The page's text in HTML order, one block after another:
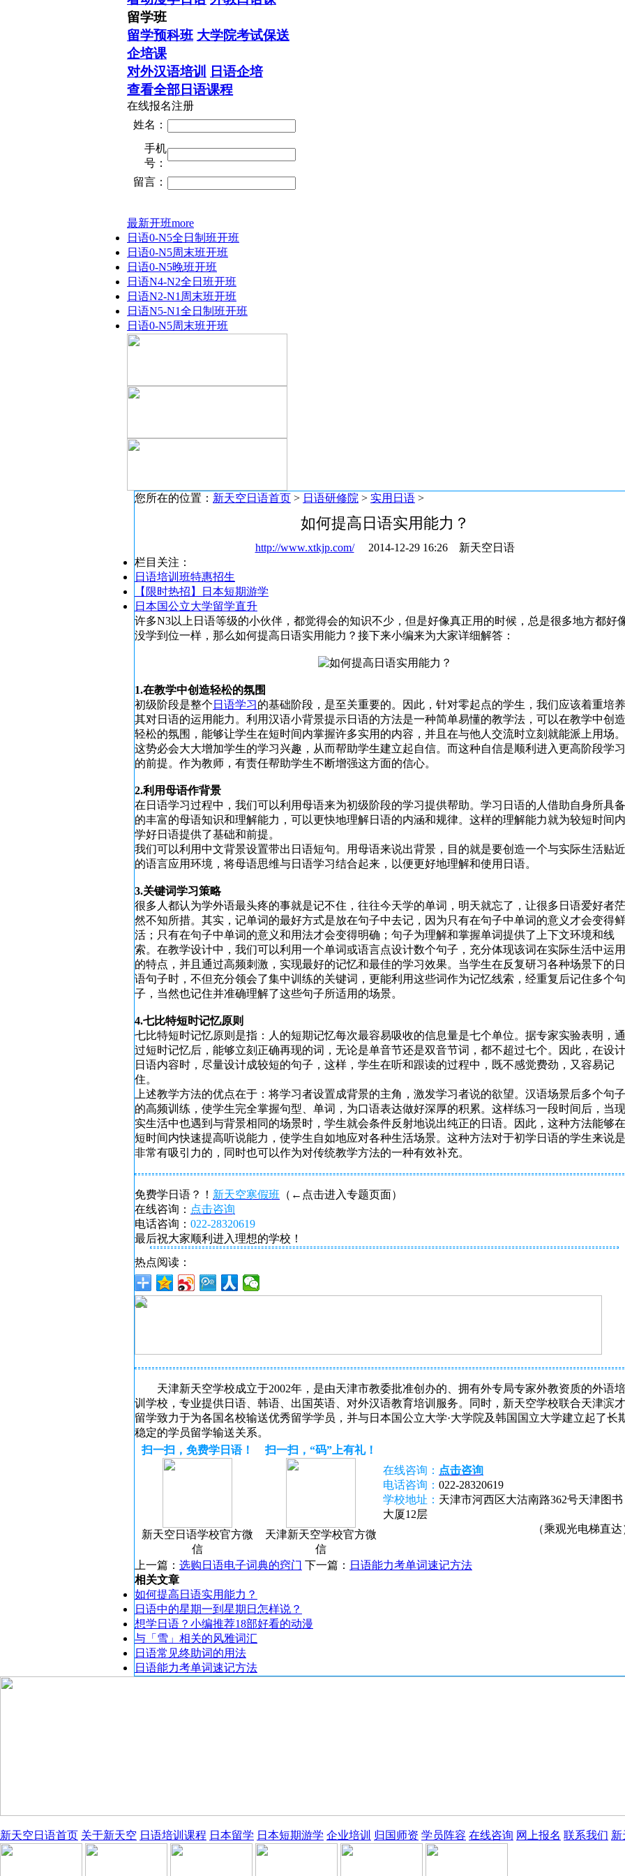
留学班
留学预科班 大学院考试保送
企培课
对外汉语培训
日语企培
查看全部日语课程
在线报名注册
姓名：
手机
号：
留言：
最新开班more
日语0-N5全日制班开班
日语0-N5周末班开班
日语0-N5晚班开班
日语N4-N2全日班开班
日语N2-N1周末班开班
日语N5-N1全日制班开班
日语0-N5周末班开班
您所在的位置： 新天空日语首页 > 日语研修院 > 实用日语 >
如何提高日语实用能力？
http://www.xtkjp.com/2014-12-29 16:26 新天空日语
栏目关注：
日语培训班特惠招生
【限时热招】日本短期游学
日本国公立大学留学直升
许多N3以上日语等级的小伙伴，都觉得会的知识不少，但是好像真正用的时候，总是很多地方都好
没学到位一样，那么如何提高日语实用能力？接下来小编来为大家详细解答：
1.在教学中创造轻松的氛围
初级阶段是整个 日语学习的基础阶段，是至关重要的。因此，针对零起点的学生，我们应该着重培养
其对日语的运用能力。利用汉语小背景提示日语的方法是一种简单易懂的教学法，可以在教学中创造
轻松的氛围，能够让学生在短时间内掌握许多实用的内容，并且在与他人交流时立刻就能派上用场。
这势必会大大增加学生的学习兴趣，从而帮助学生建立起自信。而这种自信是顺利进入更高阶段学习
的前提。作为教师，有责任帮助学生不断增强这方面的信心。
2.利用母语作背景
在日语学习过程中，我们可以利用母语来为初级阶段的学习提供帮助。学习日语的人借助自身所具备
的丰富的母语知识和理解能力，可以更快地理解日语的内涵和规律。这样的理解能力就为较短时间内
学好日语提供了基础和前提。
我们可以利用中文背景设置带出日语短句。用母语来说出背景，目的就是要创造一个与实际生活贴近
的语言应用环境，将母语思维与日语学习结合起来，以便更好地理解和使用日语。
3.关键词学习策略
很多人都认为学外语最头疼的事就是记不住，往往今天学的单词，明天就忘了，让很多日语爱好者茫
然不知所措。其实，记单词的最好方式是放在句子中去记，因为只有在句子中单词的意义才会变得鲜
活；只有在句子中单词的意义和用法才会变得明确；句子为理解和掌握单词提供了上下文环境和线
索。在教学设计中，我们可以利用一个单词或语言点设计数个句子，充分体现该词在实际生活中运用
的特点，并且通过高频刺激，实现最好的记忆和最佳的学习效果。当学生在反复研习各种场景下的日
语句子时，不但充分领会了集中训练的关键词，更能利用这些词作为记忆线索，经重复后记住多个句
子，当然也记住并准确理解了这些句子所适用的场景。
4.七比特短时记忆原则
七比特短时记忆原则是指：人的短期记忆每次最容易吸收的信息量是七个单位。据专家实验表明，通
过短时记忆后，能够立刻正确再现的词，无论是单音节还是双音节词，都不超过七个。因此，在设计
日语内容时，尽量设计成较短的句子，这样，学生在听和跟读的过程中，既不感觉费劲，又容易记
住。
上述教学方法的优点在于：将学习者设置成背景的主角，激发学习者说的欲望。汉语场景后多个句子
的高频训练，使学生完全掌握句型、单词，为口语表达做好深厚的积累。这样练习一段时间后，当现
实生活中也遇到与背景相同的场景时，学生就会条件反射地说出纯正的日语。因此，这种方法能够在
短时间内快速提高听说能力，使学生自如地应对各种生活场景。这种方法对于初学日语的学生来说是
非常有吸引力的，同时也可以作为对传统教学方法的一种有效补充。
免费学日语？！ 新天空寒假班 （←点击进入专题页面）
在线咨询： 点击咨询
电话咨询： 022-28320619
最后祝大家顺利进入理想的学校！
热点阅读：
天津新天空学校成立于2002年，是由天津市教委批准创办的、拥有外专局专家外教资质的外语培
训学校，专业提供日语、韩语、出国英语、对外汉语教育培训服务。同时，新天空学校联合天津滨才
留学致力于为各国名校输送优秀留学学员，并与日本国公立大学·大学院及韩国国立大学建立起了长
稳定的学员留学输送关系。
扫一扫，免费学日语！
新天空日语学校官方微
信
扫一扫，“码”上有礼！
天津新天空学校官方微
信
在线咨询： 点击咨询
电话咨询： 022-28320619
学校地址： 天津市河西区大沽南路362号天津图书
大厦12层
（乘观光电梯直达
上一篇： 选购日语电子词典的窍门 下一篇： 日语能力考单词速记方法
相关文章
如何提高日语实用能力？
日语中的星期一到星期日怎样说？
想学日语？小编推荐18部好看的动漫
与「雪」相关的风雅词汇
日语常见终助词的用法
日语能力考单词速记方法
新天空日语首页 关于新天空 日语培训课程 日本留学 日本短期游学 企业培训 归国师资 学员阵容 在线咨询 网上报名 联系我们 新